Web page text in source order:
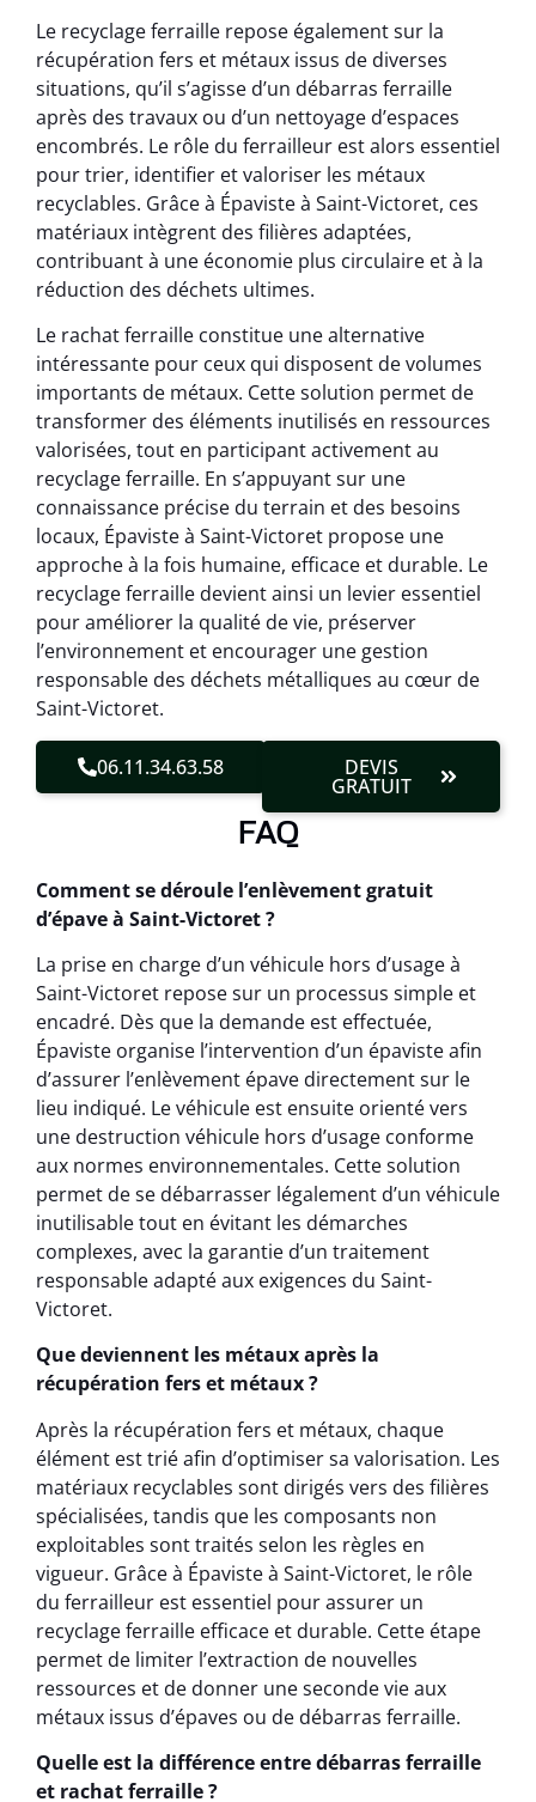
Le recyclage ferraille repose également sur la
récupération fers et métaux issus de diverses
situations, qu’il s’agisse d’un débarras ferraille
après des travaux ou d’un nettoyage d’espaces
encombrés. Le rôle du ferrailleur est alors essentiel
pour trier, identifier et valoriser les métaux
recyclables. Grâce à Épaviste à Saint-Victoret, ces
matériaux intègrent des filières adaptées,
contribuant à une économie plus circulaire et à la
réduction des déchets ultimes.
Le rachat ferraille constitue une alternative
intéressante pour ceux qui disposent de volumes
importants de métaux. Cette solution permet de
transformer des éléments inutilisés en ressources
valorisées, tout en participant activement au
recyclage ferraille. En s’appuyant sur une
connaissance précise du terrain et des besoins
locaux, Épaviste à Saint-Victoret propose une
approche à la fois humaine, efficace et durable. Le
recyclage ferraille devient ainsi un levier essentiel
pour améliorer la qualité de vie, préserver
l’environnement et encourager une gestion
responsable des déchets métalliques au cœur de
Saint-Victoret.
06.11.34.63.58 DEVIS
GRATUIT
FAQ
Comment se déroule l’enlèvement gratuit
d’épave à Saint-Victoret ?
La prise en charge d’un véhicule hors d’usage à
Saint-Victoret repose sur un processus simple et
encadré. Dès que la demande est effectuée,
Épaviste organise l’intervention d’un épaviste afin
d’assurer l’enlèvement épave directement sur le
lieu indiqué. Le véhicule est ensuite orienté vers
une destruction véhicule hors d’usage conforme
aux normes environnementales. Cette solution
permet de se débarrasser légalement d’un véhicule
inutilisable tout en évitant les démarches
complexes, avec la garantie d’un traitement
responsable adapté aux exigences du Saint-
Victoret.
Que deviennent les métaux après la
récupération fers et métaux ?
Après la récupération fers et métaux, chaque
élément est trié afin d’optimiser sa valorisation. Les
matériaux recyclables sont dirigés vers des filières
spécialisées, tandis que les composants non
exploitables sont traités selon les règles en
vigueur. Grâce à Épaviste à Saint-Victoret, le rôle
du ferrailleur est essentiel pour assurer un
recyclage ferraille efficace et durable. Cette étape
permet de limiter l’extraction de nouvelles
ressources et de donner une seconde vie aux
métaux issus d’épaves ou de débarras ferraille.
Quelle est la différence entre débarras ferraille
et rachat ferraille ?